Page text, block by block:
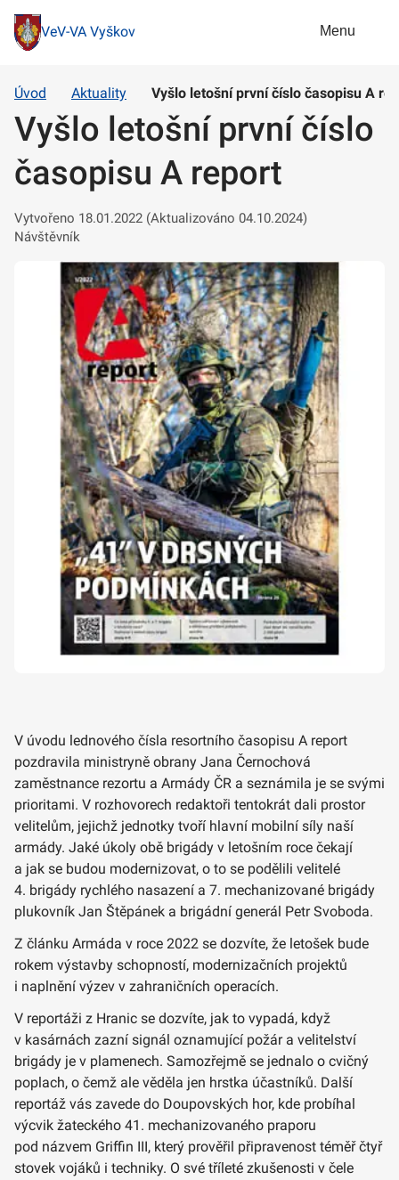
VeV-VA Vyškov Menu
Úvod Aktuality Vyšlo letošní první číslo časopisu A
Vyšlo letošní první číslo
časopisu A report
Vytvořeno 18.01.2022 (Aktualizováno 04.10.2024)
Návštěvník
V úvodu lednového čísla resortního časopisu A report
pozdravila ministryně obrany Jana Černochová
zaměstnance rezortu a Armády ČR a seznámila je se svými
prioritami. V rozhovorech redaktoři tentokrát dali prostor
velitelům, jejichž jednotky tvoří hlavní mobilní síly naší
armády. Jaké úkoly obě brigády v letošním roce čekají
a jak se budou modernizovat, o to se podělili velitelé
4. brigády rychlého nasazení a 7. mechanizované brigády
plukovník Jan Štěpánek a brigádní generál Petr Svoboda.
Z článku Armáda v roce 2022 se dozvíte, že letošek bude
rokem výstavby schopností, modernizačních projektů
i naplnění výzev v zahraničních operacích.
V reportáži z Hranic se dozvíte, jak to vypadá, když
v kasárnách zazní signál oznamující požár a velitelství
brigády je v plamenech. Samozřejmě se jednalo o cvičný
poplach, o čemž ale věděla jen hrstka účastníků. Další
reportáž vás zavede do Doupovských hor, kde probíhal
výcvik žateckého 41. mechanizovaného praporu
pod názvem Griffin III, který prověřil připravenost téměř čtyř
stovek vojáků i techniky. O své tříleté zkušenosti v čele